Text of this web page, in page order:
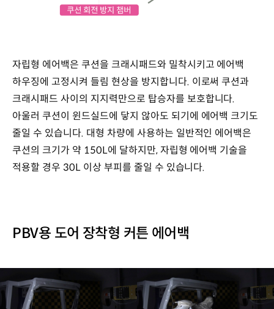
자립형 에어백은 쿠션을 크래시패드와 밀착시키고 에어백
하우징에 고정시켜 들림 현상을 방지합니다. 이로써 쿠션과
크래시패드 사이의 지지력만으로 탑승자를 보호합니다.
아울러 쿠션이 윈드실드에 닿지 않아도 되기에 에어백 크기도
줄일 수 있습니다. 대형 차량에 사용하는 일반적인 에어백은
쿠션의 크기가 약 150L에 달하지만, 자립형 에어백 기술을
적용할 경우 30L 이상 부피를 줄일 수 있습니다.
PBV용 도어 장착형 커튼 에어백